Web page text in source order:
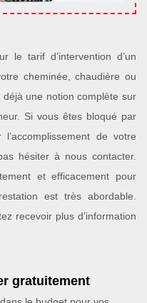
le tarif d’intervention d’un
cheminée, chaudière ou
une notion complète sur
Si vous êtes bloqué par
de votre
hésiter à nous contacter.
et efficacement pour
est très abordable.
recevoir plus d’information
gratuitement